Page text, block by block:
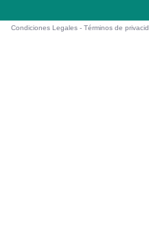
Condiciones Legales -Términos de